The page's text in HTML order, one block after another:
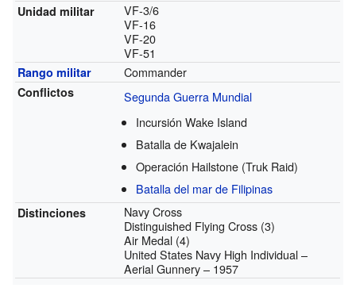
Unidad militar
VF-3/6
VF-16
VF-20
VF-51
Rango militar Commander
Conflictos
Segunda Guerra Mundial
Incursión Wake Island
Batalla de Kwajalein
Operación Hailstone (Truk Raid)
Batalla del mar de Filipinas
Distinciones
Navy Cross
Distinguished Flying Cross (3)
Air Medal (4)
United States Navy High Individual –
Aerial Gunnery – 1957